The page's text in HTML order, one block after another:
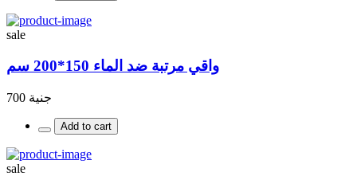
sale
واقي مرتبة ضد الماء 150*200 سم
جنية 700
Add to cart
sale